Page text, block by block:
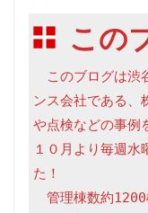
この
このブログは渋
ンス会社である、
や点検などの事例
１０月より毎週水
た！
管理棟数約1200